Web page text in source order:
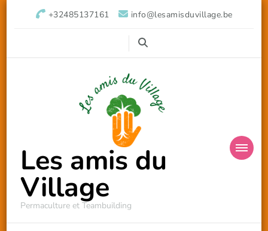
+32485137161 info@lesamisduvillage.be
Les amis du
Village
Permaculture et Teambuilding